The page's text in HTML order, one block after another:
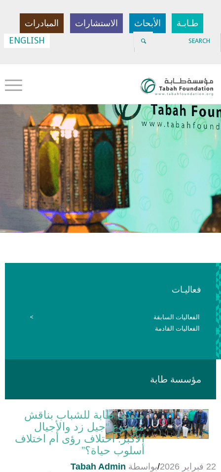
طـابـة الأبحاث الاستشارات المبادرات
ENGLISH
منتدى طابة للشباب بناقش
موضوع “جيل زد والأجيال
الأكبر: اختلاف رؤى أم اختلاف
أسلوب حياة؟”
22 فبراير 2026 /بواسطة Tabah Admin
فعاليـات
الفعاليات السابقة
الفعاليات القادمة
مؤسسة طابة